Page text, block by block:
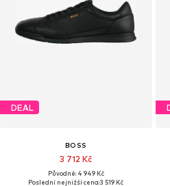
DEAL
BOSS
3 712 Kč
Původně: 4 949 Kč
Poslední nejnižší cena:3 519 Kč